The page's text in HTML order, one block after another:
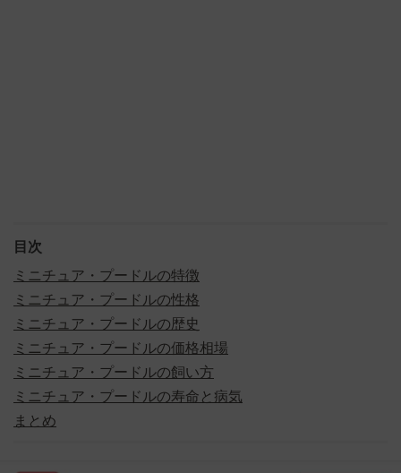
目次
ミニチュア・プードルの特徴
ミニチュア・プードルの性格
ミニチュア・プードルの歴史
ミニチュア・プードルの価格相場
ミニチュア・プードルの飼い方
ミニチュア・プードルの寿命と病気
まとめ